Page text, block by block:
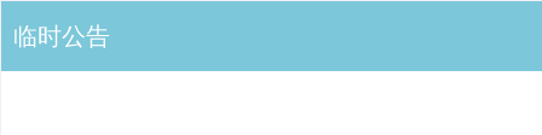
临时公告